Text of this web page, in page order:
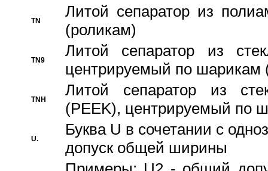
TN
Литой сепаратор из
(роликам)
TN9
Литой сепаратор из
центрируемый по шарикам
TNH
Литой сепаратор из
(PEEK), центрируемый по
U.
Буква U в сочетании с
допуск общей ширины